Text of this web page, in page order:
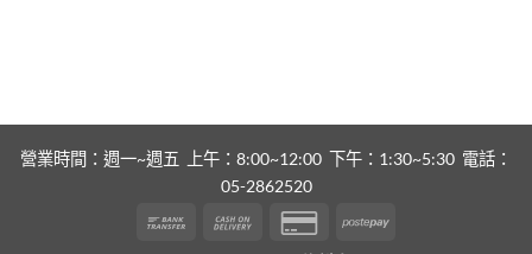
營業時間：週一~週五 上午：8:00~12:00 下午：1:30~5:30 電話：
05-2862520
Bank
Cash
Credit
Postepay